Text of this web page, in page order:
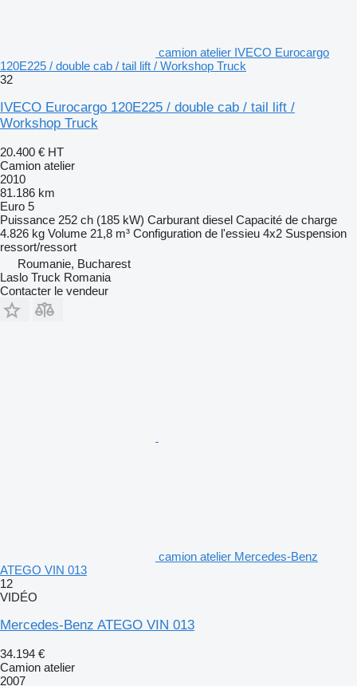
camion atelier IVECO Eurocargo
120E225 / double cab / tail lift / Workshop Truck
32
IVECO Eurocargo 120E225 / double cab / tail lift /
Workshop Truck
20.400 € HT
Camion atelier
2010
81.186 km
Euro 5
Puissance 252 ch (185 kW) Carburant diesel Capacité de charge
4.826 kg Volume 21,8 m³ Configuration de l'essieu 4x2 Suspension
ressort/ressort
Roumanie, Bucharest
Laslo Truck Romania
Contacter le vendeur
camion atelier Mercedes-Benz
ATEGO VIN 013
12
VIDÉO
Mercedes-Benz ATEGO VIN 013
34.194 €
Camion atelier
2007